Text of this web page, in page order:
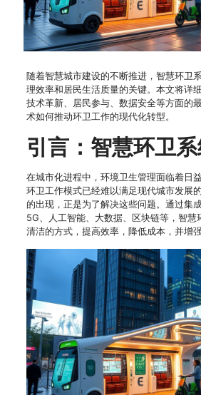
随着智慧城市建设的不断推进，智慧环卫
理效率和居民生活质量的关键。本文将详
技术革新、居民参与、数据安全等方面的
术如何推动环卫工作的现代化转型。
引言：智慧环卫
在城市化进程中，环境卫生管理面临着日
环卫工作模式已经难以满足现代城市发展
的出现，正是为了解决这些问题。通过集
5G、人工智能、大数据、区块链等，智慧
清洁的方式，提高效率，降低成本，并增